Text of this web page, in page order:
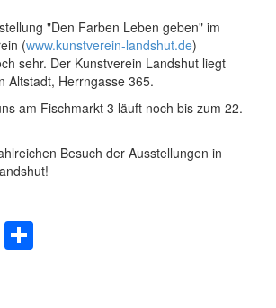
"Den Farben Leben geben" im
(www.kunstverein-landshut.de)
sehr. Der Kunstverein Landshut liegt
Altstadt, Herrngasse 365.
am Fischmarkt 3 läuft noch bis zum 22.
Besuch der Ausstellungen in
Pinterest